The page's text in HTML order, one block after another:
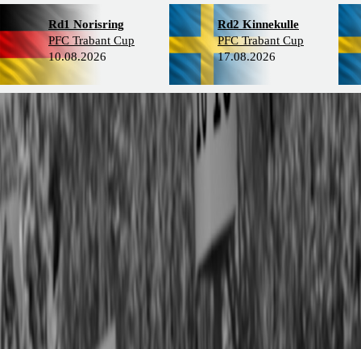
Rd1 Norisring
PFC Trabant Cup
10.08.2026
Rd2 Kinnekulle
PFC Trabant Cup
17.08.2026